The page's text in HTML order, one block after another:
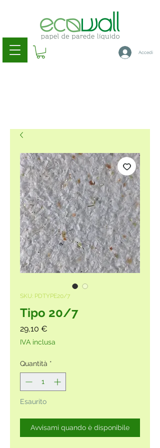
Accedi
SKU: PDTYPE20/7
Tipo 20/7
29,10 €
IVA inclusa
Quantità *
Esaurito
Avvisami quando è disponibile